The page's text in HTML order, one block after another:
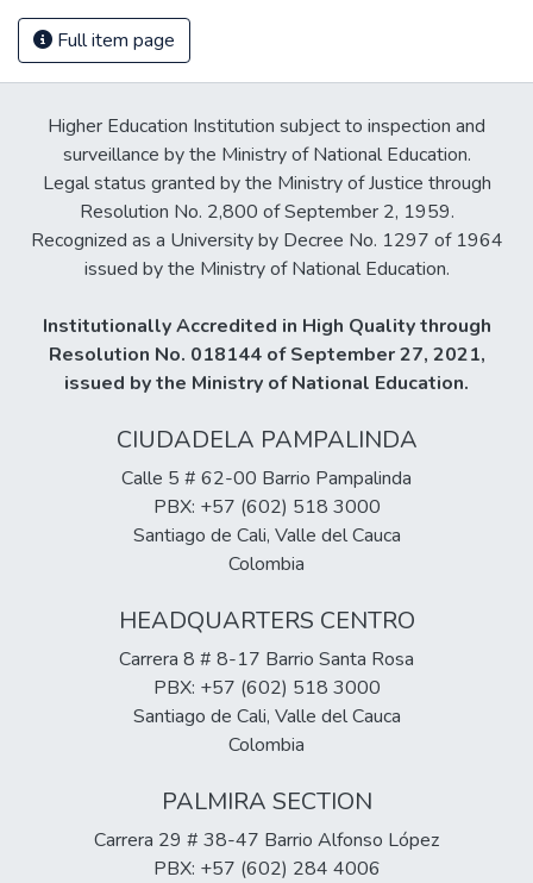
Full item page
Higher Education Institution subject to inspection and
surveillance by the Ministry of National Education.
Legal status granted by the Ministry of Justice through
Resolution No. 2,800 of September 2, 1959.
Recognized as a University by Decree No. 1297 of 1964
issued by the Ministry of National Education.
Institutionally Accredited in High Quality through
Resolution No. 018144 of September 27, 2021,
issued by the Ministry of National Education.
CIUDADELA PAMPALINDA
Calle 5 # 62-00 Barrio Pampalinda
PBX: +57 (602) 518 3000
Santiago de Cali, Valle del Cauca
Colombia
HEADQUARTERS CENTRO
Carrera 8 # 8-17 Barrio Santa Rosa
PBX: +57 (602) 518 3000
Santiago de Cali, Valle del Cauca
Colombia
PALMIRA SECTION
Carrera 29 # 38-47 Barrio Alfonso López
PBX: +57 (602) 284 4006